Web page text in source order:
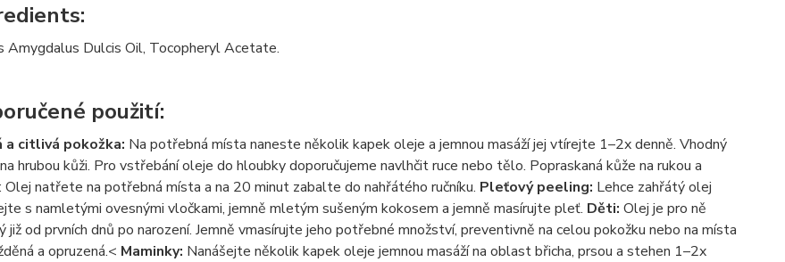
Amygdalus Dulcis Oil, Tocopheryl Acetate.
použití:
a citlivá pokožka: Na potřebná místa naneste několik kapek oleje a jemnou masáží jej vtírejte 1–2x denně. Vhodný
hrubou kůži. Pro vstřebání oleje do hloubky doporučujeme navlhčit ruce nebo tělo. Popraskaná kůže na rukou a
Olej natřete na potřebná místa a na 20 minut zabalte do nahřátého ručníku. Pleťový peeling: Lehce zahřátý olej
s namletými ovesnými vločkami, jemně mletým sušeným kokosem a jemně masírujte pleť. Děti: Olej je pro ně
již od prvních dnů po narození. Jemně vmasírujte jeho potřebné množství, preventivně na celou pokožku nebo na místa
a opruzená.< Maminky: Nanášejte několik kapek oleje jemnou masáží na oblast břicha, prsou a stehen 1–2x